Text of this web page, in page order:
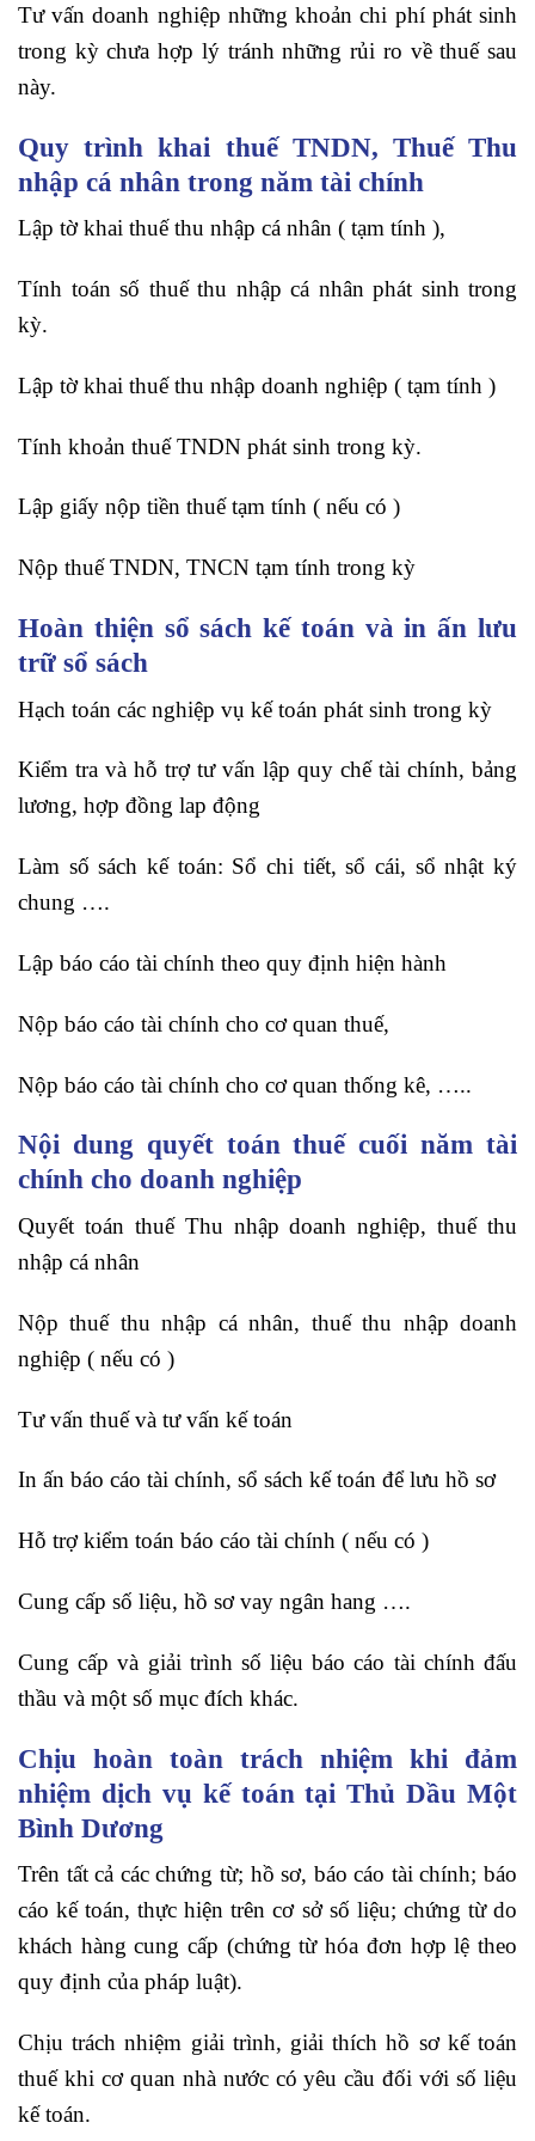
Tư vấn doanh nghiệp những khoản chi phí phát sinh
trong kỳ chưa hợp lý tránh những rủi ro về thuế sau
này.
Quy trình khai thuế TNDN, Thuế Thu
nhập cá nhân trong năm tài chính
Lập tờ khai thuế thu nhập cá nhân ( tạm tính ),
Tính toán số thuế thu nhập cá nhân phát sinh trong
kỳ.
Lập tờ khai thuế thu nhập doanh nghiệp ( tạm tính )
Tính khoản thuế TNDN phát sinh trong kỳ.
Lập giấy nộp tiền thuế tạm tính ( nếu có )
Nộp thuế TNDN, TNCN tạm tính trong kỳ
Hoàn thiện sổ sách kế toán và in ấn lưu
trữ sổ sách
Hạch toán các nghiệp vụ kế toán phát sinh trong kỳ
Kiểm tra và hỗ trợ tư vấn lập quy chế tài chính, bảng
lương, hợp đồng lap động
Làm số sách kế toán: Sổ chi tiết, sổ cái, sổ nhật ký
chung ….
Lập báo cáo tài chính theo quy định hiện hành
Nộp báo cáo tài chính cho cơ quan thuế,
Nộp báo cáo tài chính cho cơ quan thống kê, …..
Nội dung quyết toán thuế cuối năm tài
chính cho doanh nghiệp
Quyết toán thuế Thu nhập doanh nghiệp, thuế thu
nhập cá nhân
Nộp thuế thu nhập cá nhân, thuế thu nhập doanh
nghiệp ( nếu có )
Tư vấn thuế và tư vấn kế toán
In ấn báo cáo tài chính, sổ sách kế toán để lưu hồ sơ
Hỗ trợ kiểm toán báo cáo tài chính ( nếu có )
Cung cấp số liệu, hồ sơ vay ngân hang ….
Cung cấp và giải trình số liệu báo cáo tài chính đấu
thầu và một số mục đích khác.
Chịu hoàn toàn trách nhiệm khi đảm
nhiệm dịch vụ kế toán tại Thủ Dầu Một
Bình Dương
Trên tất cả các chứng từ; hồ sơ, báo cáo tài chính; báo
cáo kế toán, thực hiện trên cơ sở số liệu; chứng từ do
khách hàng cung cấp (chứng từ hóa đơn hợp lệ theo
quy định của pháp luật).
Chịu trách nhiệm giải trình, giải thích hồ sơ kế toán
thuế khi cơ quan nhà nước có yêu cầu đối với số liệu
kế toán.